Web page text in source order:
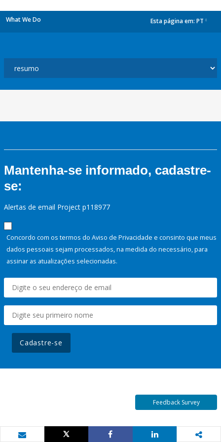
What We Do Esta página em: PT
Mantenha-se informado, cadastre-
se:
Alertas de email Project p118977
Concordo com os termos do Aviso de Privacidade e consinto que meus
dados pessoais sejam processados, na medida do necessário, para
assinar as atualizações selecionadas.
Cadastre-se
Feedback Survey